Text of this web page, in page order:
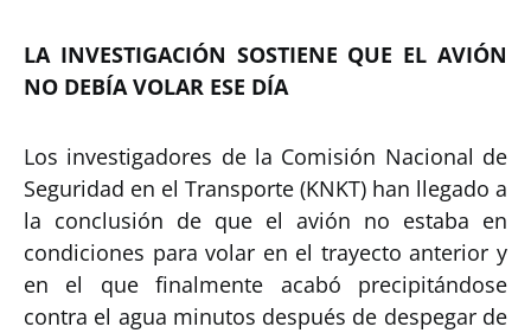
LA INVESTIGACIÓN SOSTIENE QUE EL AVIÓN
NO DEBÍA VOLAR ESE DÍA
Los investigadores de la Comisión Nacional de
Seguridad en el Transporte (KNKT) han llegado a
la conclusión de que el avión no estaba en
condiciones para volar en el trayecto anterior y
en el que finalmente acabó precipitándose
contra el agua minutos después de despegar de